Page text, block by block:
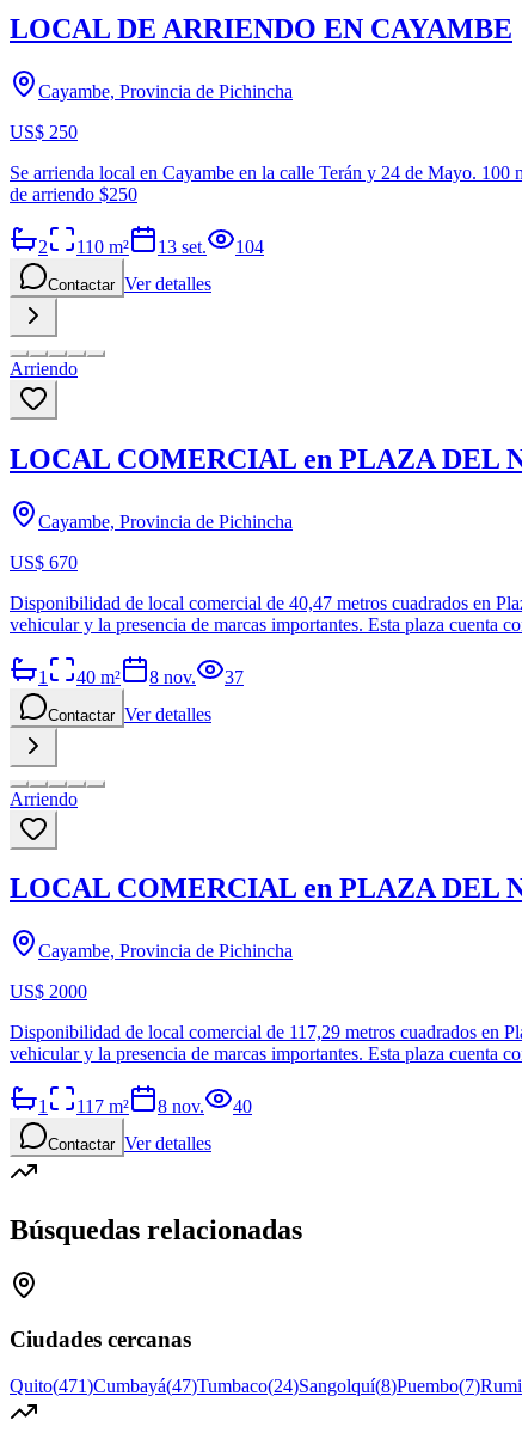
LOCAL DE ARRIENDO EN CAYAMBE
Cayambe, Provincia de Pichincha
US$ 250
Se arrienda local en Cayambe en la calle Terán y 24 de Mayo.
de arriendo $250
2 110 m² 13 set. 104
Contactar Ver detalles
Arriendo
LOCAL COMERCIAL en PLAZA DEL
Cayambe, Provincia de Pichincha
US$ 670
Disponibilidad de local comercial de 40,47 metros cuadrados en
vehicular y la presencia de marcas importantes. Esta plaza cuenta
1 40 m² 8 nov. 37
Contactar Ver detalles
Arriendo
LOCAL COMERCIAL en PLAZA DEL
Cayambe, Provincia de Pichincha
US$ 2000
Disponibilidad de local comercial de 117,29 metros cuadrados en
vehicular y la presencia de marcas importantes. Esta plaza cuenta
1 117 m² 8 nov. 40
Contactar Ver detalles
Búsquedas relacionadas
Ciudades cercanas
Quito(471)Cumbayá(47)Tumbaco(24)Sangolquí(8)Puembo(7)